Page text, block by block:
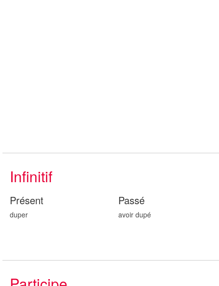
Infinitif
Présent
duper
Passé
avoir dupé